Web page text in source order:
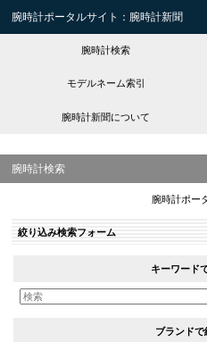
腕時計ポータルサイト：腕時計新聞
腕時計検索
モデルネーム索引
腕時計新聞について
腕時計検索
腕時計ポー
絞り込み検索フォーム
キーワード
ブランドで